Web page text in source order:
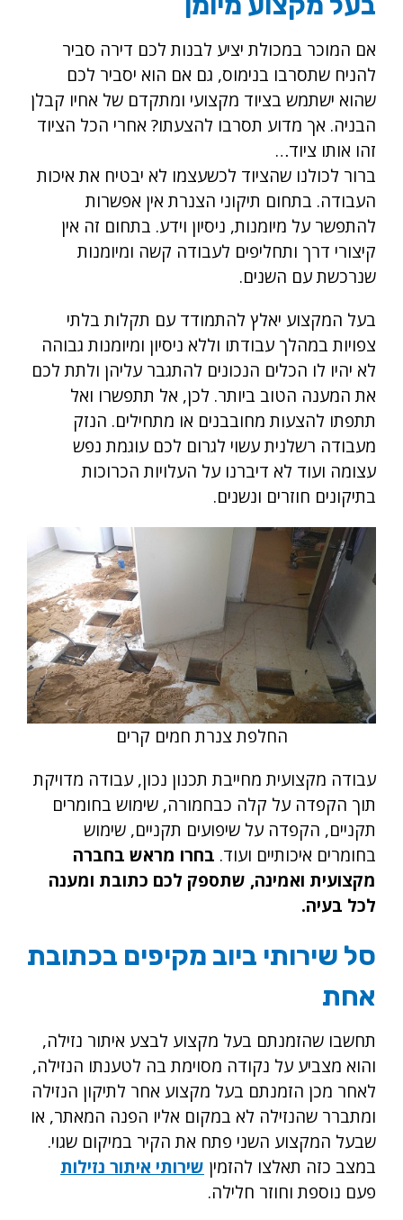
אם המוכר במכולת יציע לבנות לכם דירה סביר
להניח שתסרבו בנימוס, גם אם הוא יסביר לכם
שהוא ישתמש בציוד מקצועי ומתקדם של אחיו קבלן
הבניה. אך מדוע תסרבו להצעתו? אחרי הכל הציוד
זהו אותו ציוד…
ברור לכולנו שהציוד לכשעצמו לא יבטיח את איכות
העבודה. בתחום תיקוני הצנרת אין אפשרות
להתפשר על מיומנות, ניסיון וידע. בתחום זה אין
קיצורי דרך ותחליפים לעבודה קשה ומיומנות
שנרכשת עם השנים.
בעל המקצוע יאלץ להתמודד עם תקלות בלתי
צפויות במהלך עבודתו וללא ניסיון ומיומנות גבוהה
לא יהיו לו הכלים הנכונים להתגבר עליהן ולתת לכם
את המענה הטוב ביותר. לכן, אל תתפשרו ואל
תתפתו להצעות מחובבנים או מתחילים. הנזק
מעבודה רשלנית עשוי לגרום לכם עוגמת נפש
עצומה ועוד לא דיברנו על העלויות הכרוכות
בתיקונים חוזרים ונשנים.
החלפת צנרת חמים קרים
עבודה מקצועית מחייבת תכנון נכון, עבודה מדויקת
תוך הקפדה על קלה כבחמורה, שימוש בחומרים
תקניים, הקפדה על שיפועים תקניים, שימוש
בחומרים איכותיים ועוד. בחרו מראש בחברה
מקצועית ואמינה, שתספק לכם כתובת ומענה
לכל בעיה.
סל שירותי ביוב מקיפים בכתובת
אחת
תחשבו שהזמנתם בעל מקצוע לבצע איתור נזילה,
והוא מצביע על נקודה מסוימת בה לטענתו הנזילה,
לאחר מכן הזמנתם בעל מקצוע אחר לתיקון הנזילה
ומתברר שהנזילה לא במקום אליו הפנה המאתר, או
שבעל המקצוע השני פתח את הקיר במיקום שגוי.
במצב כזה תאלצו להזמין שירותי איתור נזילות
פעם נוספת וחוזר חלילה.